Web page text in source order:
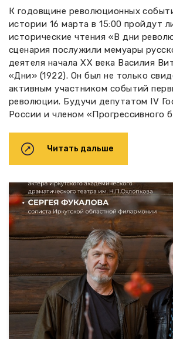
К годовщине революционных
истории 16 марта в 15:00 пройдут
исторические чтения «В дни
сценария послужили мемуары
деятеля начала ХХ века Василия
«Дни» (1922). Он был не только
активным участником событий
революции. Будучи депутатом IV
России и членом «Прогрессивного
Читать дальше